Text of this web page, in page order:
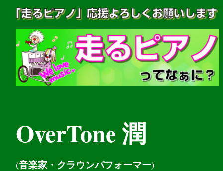
OverTone 潤
(音楽家・クラウンパフォーマー)